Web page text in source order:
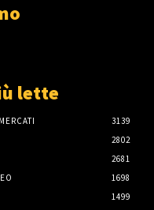
lette
3139
2802
2681
1698
1499